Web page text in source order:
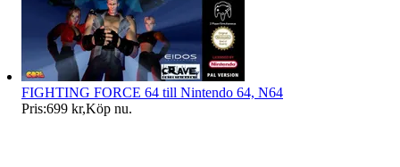
FIGHTING FORCE 64 till Nintendo 64, N64
Pris:699 kr,Köp nu.